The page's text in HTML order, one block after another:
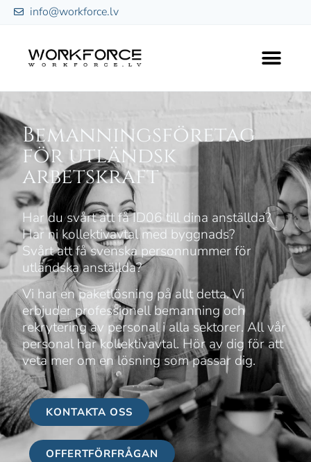
info@workforce.lv
Bemanningsföretag
för utländsk
arbetskraft
Har du svårt att få ID06 till dina anställda?
Har ni kollektivavtal med byggnads?
Svårt att få svenska personnummer för
utländska anställda?
Vi har en paketlösning på allt detta. Vi
erbjuder professionell bemanning och
rekrytering av personal i alla sektorer. All vår
personal har kollektivavtal. Hör av dig för att
veta mer om en lösning som passar dig.
KONTAKTA OSS
OFFERTFÖRFRÅGAN